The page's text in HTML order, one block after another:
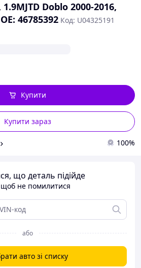
Doblo 2000-2016,
46785392 Код: U04325191
Купити зараз
Купити
100%
що деталь підійде
не помилитися
або
авто зі списку